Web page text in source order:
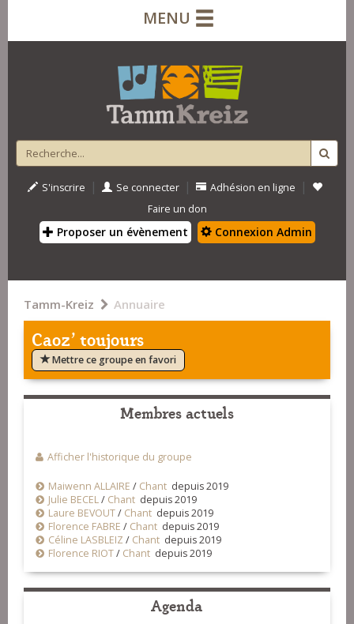
MENU
S'inscrire | Se connecter | Adhésion en ligne |
Faire un don
Proposer un évènement Connexion Admin
Tamm-Kreiz Annuaire
Caoz' toujours
Mettre ce groupe en favori
Membres actuels
Afficher l'historique du groupe
Maiwenn ALLAIRE / Chant depuis 2019
Julie BECEL/ Chant depuis 2019
Laure BEVOUT/ Chant depuis 2019
Florence FABRE / Chant depuis 2019
Céline LASBLEIZ / Chant depuis 2019
Florence RIOT/ Chant depuis 2019
Agenda